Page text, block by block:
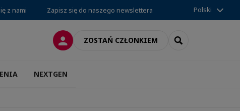
z nami Zapisz się do naszego newslettera Polski
LOGOWANIEZOSTAŃ CZŁONKIEM SEARCH
NEXTGEN